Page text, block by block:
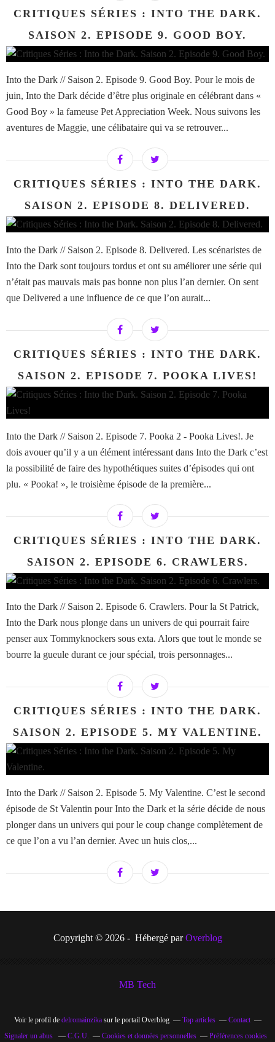
CRITIQUES SÉRIES : INTO THE DARK.
SAISON 2. EPISODE 9. GOOD BOY.
Into the Dark // Saison 2. Episode 9. Good Boy. Pour le mois de
juin, Into the Dark décide d’être plus originale en célébrant dans «
Good Boy » la fameuse Pet Appreciation Week. Nous suivons les
aventures de Maggie, une célibataire qui va se retrouver...
CRITIQUES SÉRIES : INTO THE DARK.
SAISON 2. EPISODE 8. DELIVERED.
Into the Dark // Saison 2. Episode 8. Delivered. Les scénaristes de
Into the Dark sont toujours tordus et ont su améliorer une série qui
n’était pas mauvais mais pas bonne non plus l’an dernier. On sent
que Delivered a une influence de ce que l’on aurait...
CRITIQUES SÉRIES : INTO THE DARK.
SAISON 2. EPISODE 7. POOKA LIVES!
Into the Dark // Saison 2. Episode 7. Pooka 2 - Pooka Lives!. Je
dois avouer qu’il y a un élément intéressant dans Into the Dark c’est
la possibilité de faire des hypothétiques suites d’épisodes qui ont
plu. « Pooka! », le troisième épisode de la première...
CRITIQUES SÉRIES : INTO THE DARK.
SAISON 2. EPISODE 6. CRAWLERS.
Into the Dark // Saison 2. Episode 6. Crawlers. Pour la St Patrick,
Into the Dark nous plonge dans un univers de qui pourrait faire
penser aux Tommyknockers sous exta. Alors que tout le monde se
bourre la gueule durant ce jour spécial, trois personnages...
CRITIQUES SÉRIES : INTO THE DARK.
SAISON 2. EPISODE 5. MY VALENTINE.
Into the Dark // Saison 2. Episode 5. My Valentine. C’est le second
épisode de St Valentin pour Into the Dark et la série décide de nous
plonger dans un univers qui pour le coup change complètement de
ce que l’on a vu l’an dernier. Avec un huis clos,...
Copyright © 2026 - Hébergé parOverblog
MB Tech
Voir le profil de delromainzikasur le portail Overblog Top articles
Contact
Signaler un abus
C.G.U. Cookies et données personnelles Préférences cookies